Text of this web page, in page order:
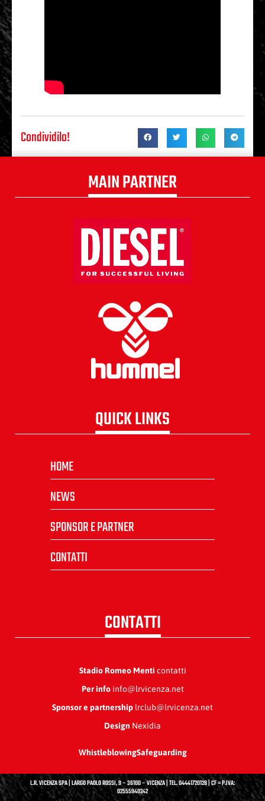
Condividilo!
MAIN PARTNER
QUICK LINKS
HOME
NEWS
SPONSOR E PARTNER
CONTATTI
CONTATTI
Stadio Romeo Menti contatti
Per infoinfo@lrvicenza.net
Sponsor e partnership lrclub@lrvicenza.net
Design Nexidia
WhistleblowingSafeguarding
L.R. VICENZA SPA | LARGO PAOLO ROSSI, 9 – 36100 – VICENZA | TEL. 04441720128 | CF = P.IVA:
02555940242